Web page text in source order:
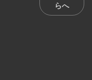
らへ